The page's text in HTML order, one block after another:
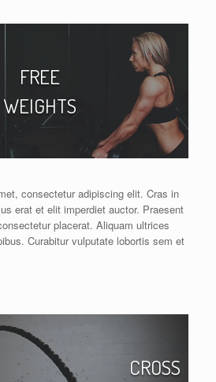
FREE
WEIGHTS
consectetur adipiscing elit. Cras in
erat et elit imperdiet auctor. Praesent
placerat. Aliquam ultrices
Curabitur vulputate lobortis sem et
CROSS